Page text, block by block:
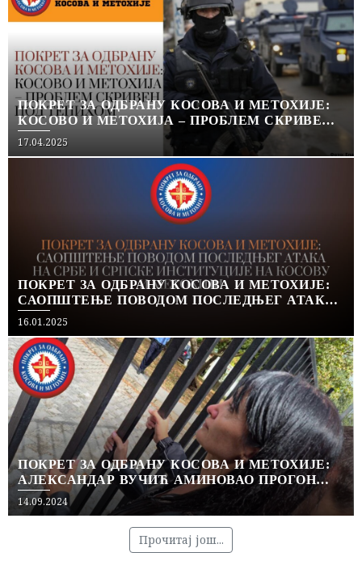
ПОКРЕТ ЗА ОДБРАНУ КОСОВА И МЕТОХИЈЕ:
КОСОВО И МЕТОХИЈА – ПРОБЛЕМ СКРИВЕН
ПОД ТЕПИХОМ
Posted
on
17.04.2025
ПОКРЕТ ЗА ОДБРАНУ КОСОВА И МЕТОХИЈЕ:
САОПШТЕЊЕ ПОВОДОМ ПОСЛЕДЊЕГ АТАКА
НА СРБЕ И СРПСКЕ ИНСТИТУЦИЈЕ НА
Posted
on
16.01.2025
ПОКРЕТ ЗА ОДБРАНУ КОСОВА И МЕТОХИЈЕ:
АЛЕКСАНДАР ВУЧИЋ АМИНОВАО ПРОГОН
СРПСКИХ ИНСТИТУЦИЈА И ИСЕЉАВАЊЕ
СРПСКОГ СТАНОВНИШТВА
Posted
on
14.09.2024
Прочитај још...